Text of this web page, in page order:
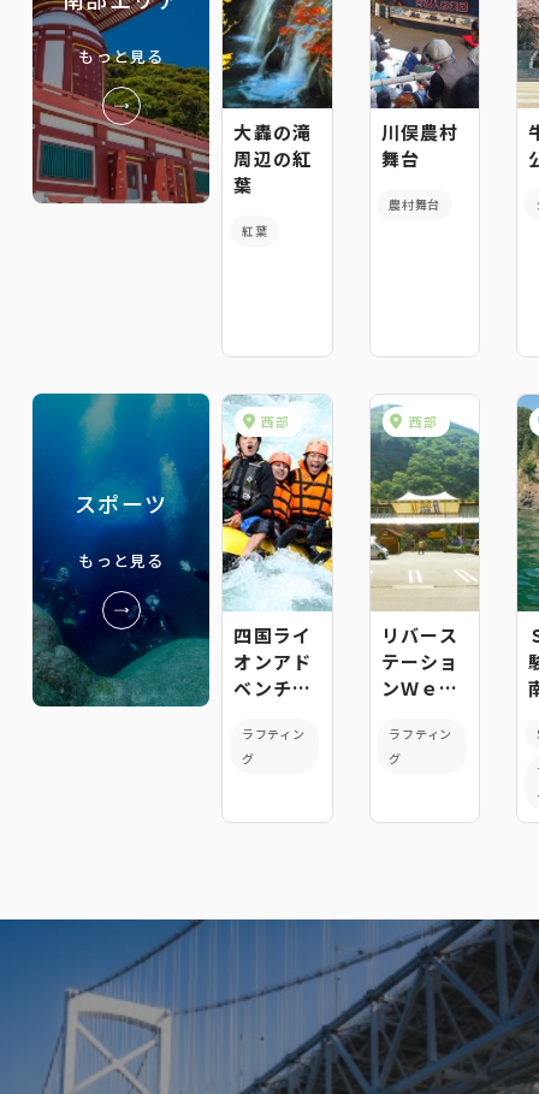
もっと見る
大轟の滝
周辺の紅
葉
紅葉
川俣農村
舞台
農村舞台
スポーツ
もっと見る
西部
四国ライ
オンアド
ベンチャ
ラフティン
グ
西部
リバース
テーショ
ンＷｅｓ
ｔ
ラフティン
グ